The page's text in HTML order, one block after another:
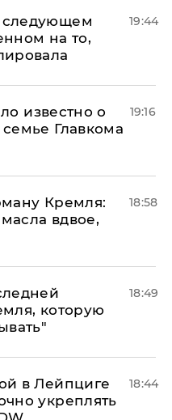
следующем
на то,
19:44
известно о
Главкома
19:16
Кремля:
вдвое,
18:58
которую
18:49
в Лейпциге
укреплять
18:44